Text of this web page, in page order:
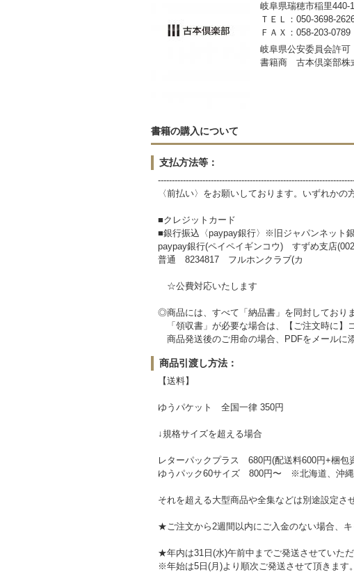
岐阜県瑞穂市稲里440-
ＴＥＬ：050-3698-
ＦＡＸ：058-203-0789
岐阜県公安委員会許
書籍商 古本倶楽部株
書籍の購入について
支払方法等：
〈前払い〉をお願いしております。いずれかの
■クレジットカード
■銀行振込〈paypay銀行〉※旧ジャパンネット
paypay銀行(ペイペイギンコウ) すずめ支店
普通 8234817 フルホンクラブ(カ
☆公費対応いたします
◎商品には、すべて「納品書」を同封しておりま
「領収書」が必要な場合は、【ご注文時に】
商品発送後のご用命の場合、PDFをメールに
商品引渡し方法：
【送料】
ゆうパケット 全国一律 350円
↓規格サイズを超える場合
レターパックプラス 680円(配送料600円+梱包
ゆうパック60サイズ 800円〜 ※北海道、沖縄
それを超える大型商品や全集などは別途設定さ
★ご注文から2週間以内にご入金のない場合、
★年内は31日(水)午前中までご発送させていただ
※年始は5日(月)より順次ご発送させて頂きます。